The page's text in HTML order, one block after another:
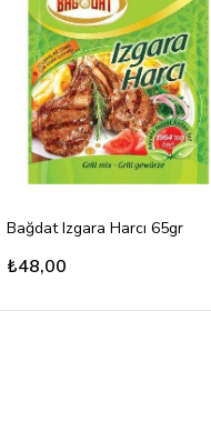
Bağdat Izgara Harcı 65gr
₺48,00